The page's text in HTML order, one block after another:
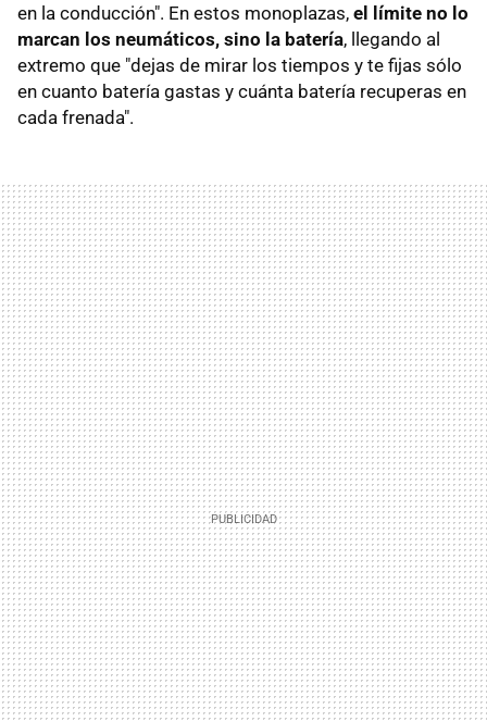
en la conducción". En estos monoplazas, el límite no lo
marcan los neumáticos, sino la batería, llegando al
extremo que "dejas de mirar los tiempos y te fijas sólo
en cuanto batería gastas y cuánta batería recuperas en
cada frenada".